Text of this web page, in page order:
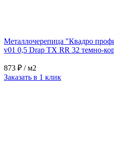
Металлочерепица "Квадро
v01 0,5 Drap TX RR 32 темно-
873 ₽ / м2
Заказать в 1 клик